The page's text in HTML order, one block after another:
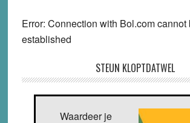
Error: Connection with Bol.com cannot
established
STEUN KLOPTDATWEL
Waardeer je